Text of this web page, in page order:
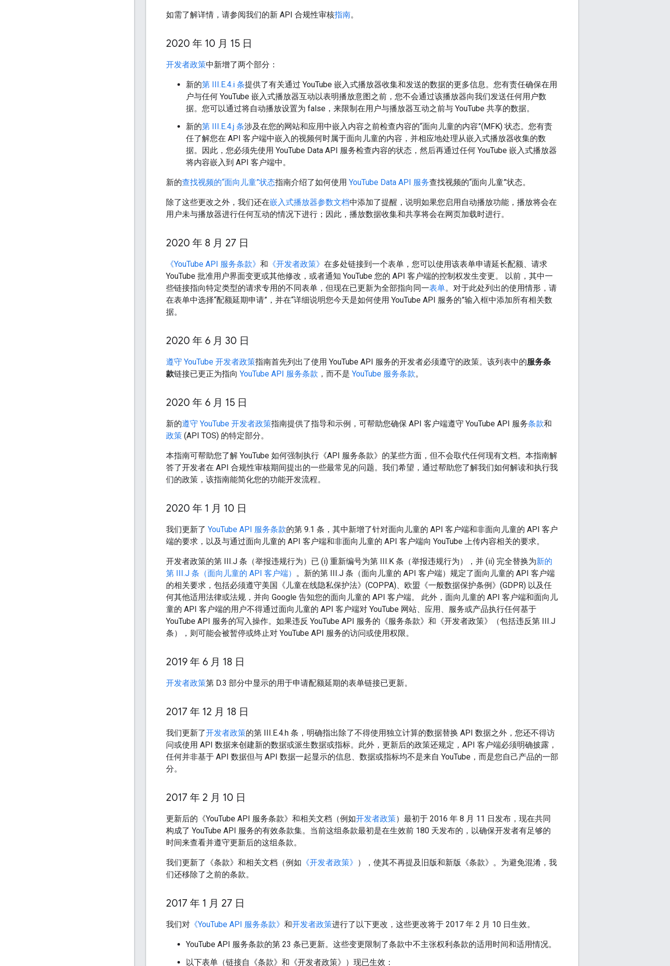
如需了解详情，请参阅我们的新 API 合规性审核指南。
2020 年 10 月 15 日
开发者政策中新增了两个部分：
新的第 III.E.4.i 条提供了有关通过 YouTube 嵌入式播放器收集和发送的数据的更多信息。您有责任确保在用
户与任何 YouTube 嵌入式播放器互动以表明播放意图之前，您不会通过该播放器向我们发送任何用户数
据。您可以通过将自动播放设置为 false，来限制在用户与播放器互动之前与 YouTube 共享的数据。
新的第 III.E.4.j 条涉及在您的网站和应用中嵌入内容之前检查内容的“面向儿童的内容”(MFK) 状态。您有责
任了解您在 API 客户端中嵌入的视频何时属于面向儿童的内容，并相应地处理从嵌入式播放器收集的数
据。因此，您必须先使用 YouTube Data API 服务检查内容的状态，然后再通过任何 YouTube 嵌入式播放器
将内容嵌入到 API 客户端中。
新的查找视频的“面向儿童”状态指南介绍了如何使用 YouTube Data API 服务查找视频的“面向儿童”状态。
除了这些更改之外，我们还在嵌入式播放器参数文档中添加了提醒，说明如果您启用自动播放功能，播放将会在
用户未与播放器进行任何互动的情况下进行；因此，播放数据收集和共享将会在网页加载时进行。
2020 年 8 月 27 日
《YouTube API 服务条款》 和 《开发者政策》 在多处链接到一个表单，您可以使用该表单申请延长配额、请求
YouTube 批准用户界面变更或其他修改，或者通知 YouTube 您的 API 客户端的控制权发生变更。 以前，其中一
些链接指向特定类型的请求专用的不同表单，但现在已更新为全部指向同一表单。对于此处列出的使用情形，请
在表单中选择“配额延期申请”，并在“详细说明您今天是如何使用 YouTube API 服务的”输入框中添加所有相关数
据。
2020 年 6 月 30 日
遵守 YouTube 开发者政策指南首先列出了使用 YouTube API 服务的开发者必须遵守的政策。该列表中的服务条
款链接已更正为指向 YouTube API 服务条款 ，而不是 YouTube 服务条款。
2020 年 6 月 15 日
新的遵守 YouTube 开发者政策指南提供了指导和示例，可帮助您确保 API 客户端遵守 YouTube API 服务条款和
政策 (API TOS) 的特定部分。
本指南可帮助您了解 YouTube 如何强制执行《API 服务条款》的某些方面，但不会取代任何现有文档。本指南解
答了开发者在 API 合规性审核期间提出的一些最常见的问题。我们希望，通过帮助您了解我们如何解读和执行我
们的政策，该指南能简化您的功能开发流程。
2020 年 1 月 10 日
我们更新了 YouTube API 服务条款的第 9.1 条，其中新增了针对面向儿童的 API 客户端和非面向儿童的 API 客户
端的要求，以及与通过面向儿童的 API 客户端和非面向儿童的 API 客户端向 YouTube 上传内容相关的要求。
开发者政策的第 III.J 条（举报违规行为）已 (i) 重新编号为第 III.K 条（举报违规行为），并 (ii) 完全替换为新的
第 III.J 条（面向儿童的 API 客户端） 。新的第 III.J 条（面向儿童的 API 客户端）规定了面向儿童的 API 客户端
的相关要求，包括必须遵守美国《儿童在线隐私保护法》(COPPA)、欧盟《一般数据保护条例》(GDPR) 以及任
何其他适用法律或法规，并向 Google 告知您的面向儿童的 API 客户端。 此外，面向儿童的 API 客户端和面向儿
童的 API 客户端的用户不得通过面向儿童的 API 客户端对 YouTube 网站、应用、服务或产品执行任何基于
YouTube API 服务的写入操作。如果违反 YouTube API 服务的《服务条款》和《开发者政策》（包括违反第 III.J
条），则可能会被暂停或终止对 YouTube API 服务的访问或使用权限。
2019 年 6 月 18 日
开发者政策第 D.3 部分中显示的用于申请配额延期的表单链接已更新。
2017 年 12 月 18 日
我们更新了开发者政策的第 III.E.4.h 条，明确指出除了不得使用独立计算的数据替换 API 数据之外，您还不得访
问或使用 API 数据来创建新的数据或派生数据或指标。此外，更新后的政策还规定，API 客户端必须明确披露，
任何并非基于 API 数据但与 API 数据一起显示的信息、数据或指标均不是来自 YouTube，而是您自己产品的一部
分。
2017 年 2 月 10 日
更新后的《YouTube API 服务条款》和相关文档（例如开发者政策）最初于 2016 年 8 月 11 日发布，现在共同
构成了 YouTube API 服务的有效条款集。当前这组条款最初是在生效前 180 天发布的，以确保开发者有足够的
时间来查看并遵守更新后的这组条款。
我们更新了《条款》和相关文档（例如 《开发者政策》 ），使其不再提及旧版和新版《条款》。为避免混淆，我
们还移除了之前的条款。
2017 年 1 月 27 日
我们对 《YouTube API 服务条款》 和开发者政策进行了以下更改，这些更改将于 2017 年 2 月 10 日生效。
YouTube API 服务条款的第 23 条已更新。这些变更限制了条款中不主张权利条款的适用时间和适用情况。
以下表单（链接自《条款》和《开发者政策》）现已生效：